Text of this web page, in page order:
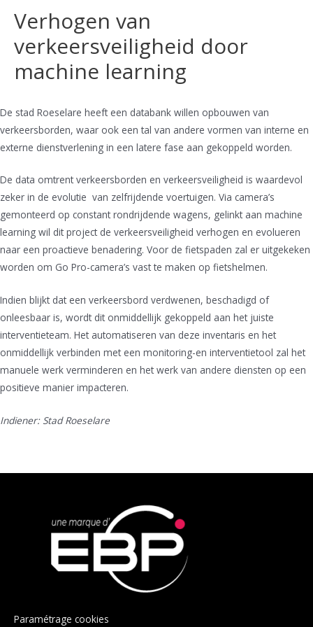
Verhogen van
verkeersveiligheid door
machine learning
De stad Roeselare heeft een databank willen opbouwen van
verkeersborden, waar ook een tal van andere vormen van interne en
externe dienstverlening in een latere fase aan gekoppeld worden.
De data omtrent verkeersborden en verkeersveiligheid is waardevol
zeker in de evolutie van zelfrijdende voertuigen. Via camera’s
gemonteerd op constant rondrijdende wagens, gelinkt aan machine
learning wil dit project de verkeersveiligheid verhogen en evolueren
naar een proactieve benadering. Voor de fietspaden zal er uitgekeken
worden om Go Pro-camera’s vast te maken op fietshelmen.
Indien blijkt dat een verkeersbord verdwenen, beschadigd of
onleesbaar is, wordt dit onmiddellijk gekoppeld aan het juiste
interventieteam. Het automatiseren van deze inventaris en het
onmiddellijk verbinden met een monitoring-en interventietool zal het
manuele werk verminderen en het werk van andere diensten op een
positieve manier impacteren.
Indiener: Stad Roeselare
Paramétrage cookies